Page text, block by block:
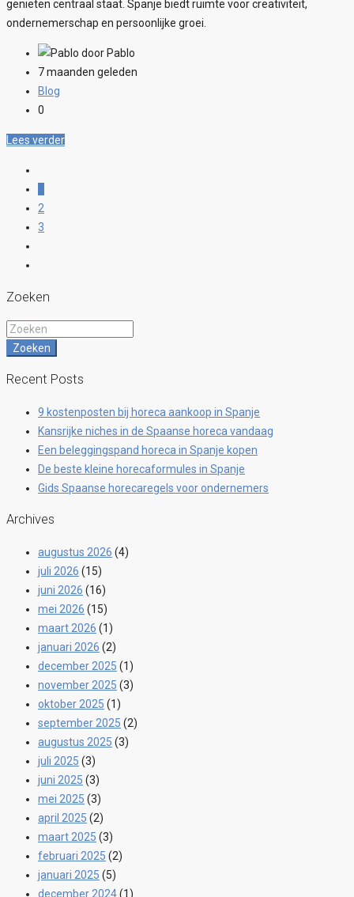
genieten centraal staat. Spanje biedt ruimte voor creativiteit,
ondernemerschap en persoonlijke groei.
door Pablo
7 maanden geleden
Blog
0
Lees verder
2
3
Zoeken
Zoeken
Recent Posts
9 kostenposten bij horeca aankoop in Spanje
Kansrijke niches in de Spaanse horeca vandaag
Een beleggingspand horeca in Spanje kopen
De beste kleine horecaformules in Spanje
Gids Spaanse horecaregels voor ondernemers
Archives
augustus 2026 (4)
juli 2026 (15)
juni 2026 (16)
mei 2026 (15)
maart 2026 (1)
januari 2026 (2)
december 2025 (1)
november 2025 (3)
oktober 2025 (1)
september 2025 (2)
augustus 2025 (3)
juli 2025 (3)
juni 2025 (3)
mei 2025 (3)
april 2025 (2)
maart 2025 (3)
februari 2025 (2)
januari 2025 (5)
december 2024(1)